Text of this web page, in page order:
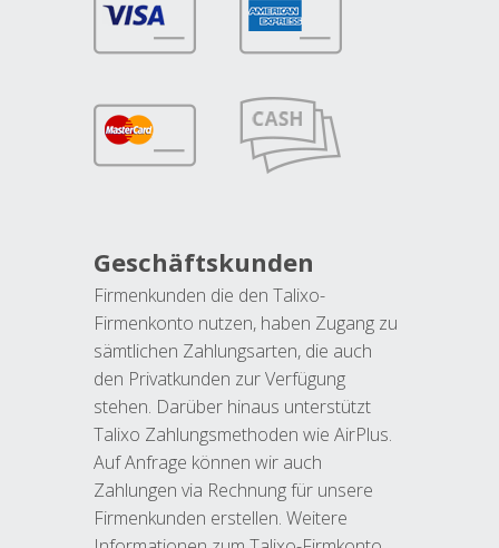
Geschäftskunden
Firmenkunden die den Talixo-
Firmenkonto nutzen, haben Zugang zu
sämtlichen Zahlungsarten, die auch
den Privatkunden zur Verfügung
stehen. Darüber hinaus unterstützt
Talixo Zahlungsmethoden wie AirPlus.
Auf Anfrage können wir auch
Zahlungen via Rechnung für unsere
Firmenkunden erstellen. Weitere